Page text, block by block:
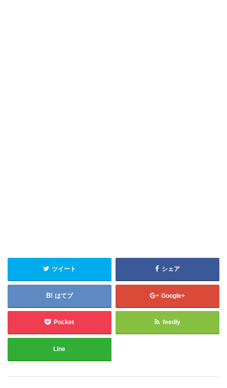
ツイート シェア
はてブ Google+
Pocket feedly
Line